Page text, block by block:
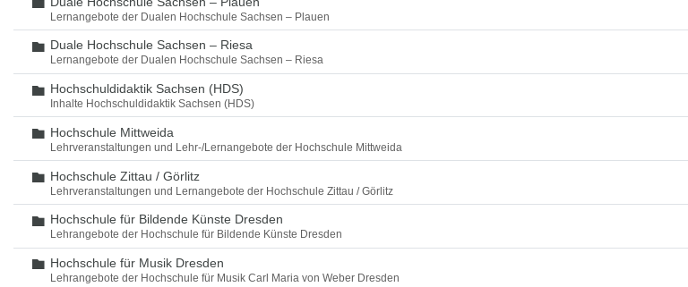
Lernangebote der Dualen Hochschule Sachsen – Plauen
Ordner
Duale Hochschule Sachsen – Riesa
Lernangebote der Dualen Hochschule Sachsen – Riesa
Ordner
Hochschuldidaktik Sachsen (HDS)
Inhalte Hochschuldidaktik Sachsen (HDS)
Ordner
Hochschule Mittweida
Lehrveranstaltungen und Lehr-/Lernangebote der Hochschule Mittweida
Ordner
Hochschule Zittau / Görlitz
Lehrveranstaltungen und Lernangebote der Hochschule Zittau / Görlitz
Ordner
Hochschule für Bildende Künste Dresden
Lehrangebote der Hochschule für Bildende Künste Dresden
Ordner
Hochschule für Musik Dresden
Lehrangebote der Hochschule für Musik Carl Maria von Weber Dresden